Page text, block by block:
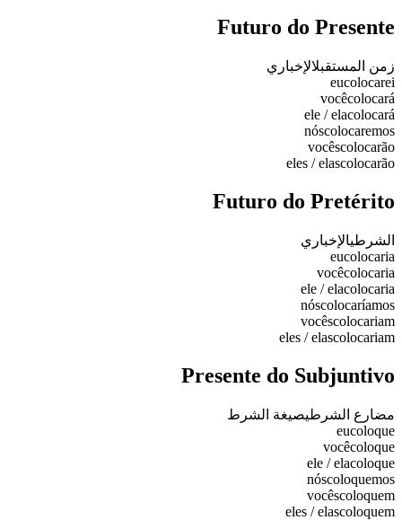
Futuro do Presente
زمن المستقبلالإخباري
eucolocarei
vocêcolocará
ele / elacolocará
nóscolocaremos
vocêscolocarão
eles / elascolocarão
Futuro do Pretérito
الشرطيالإخباري
eucolocaria
vocêcolocaria
ele / elacolocaria
nóscolocaríamos
vocêscolocariam
eles / elascolocariam
Presente do Subjuntivo
مضارع الشرطيصيغة الشرط
eucoloque
vocêcoloque
ele / elacoloque
nóscoloquemos
vocêscoloquem
eles / elascoloquem